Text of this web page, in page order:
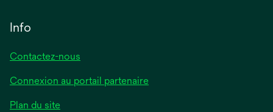
Info
Contactez-nous
Connexion au portail partenaire
Plan du site